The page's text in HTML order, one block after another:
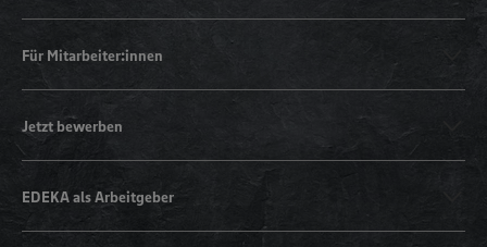
Für Mitarbeiter:innen
Jetzt bewerben
EDEKA als Arbeitgeber